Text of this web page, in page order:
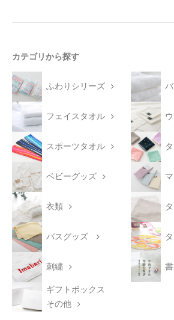
カテゴリから探す
ふわりシリーズ
フェイスタオル
スポーツタオル
ベビーグッズ
衣類
バスグッズ
刺繍
ギフトボックス
その他